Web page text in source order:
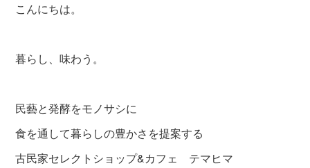
こんにちは。
暮らし、味わう。
民藝と発酵をモノサシに
食を通して暮らしの豊かさを提案する
古民家セレクトショップ&カフェ テマヒマ